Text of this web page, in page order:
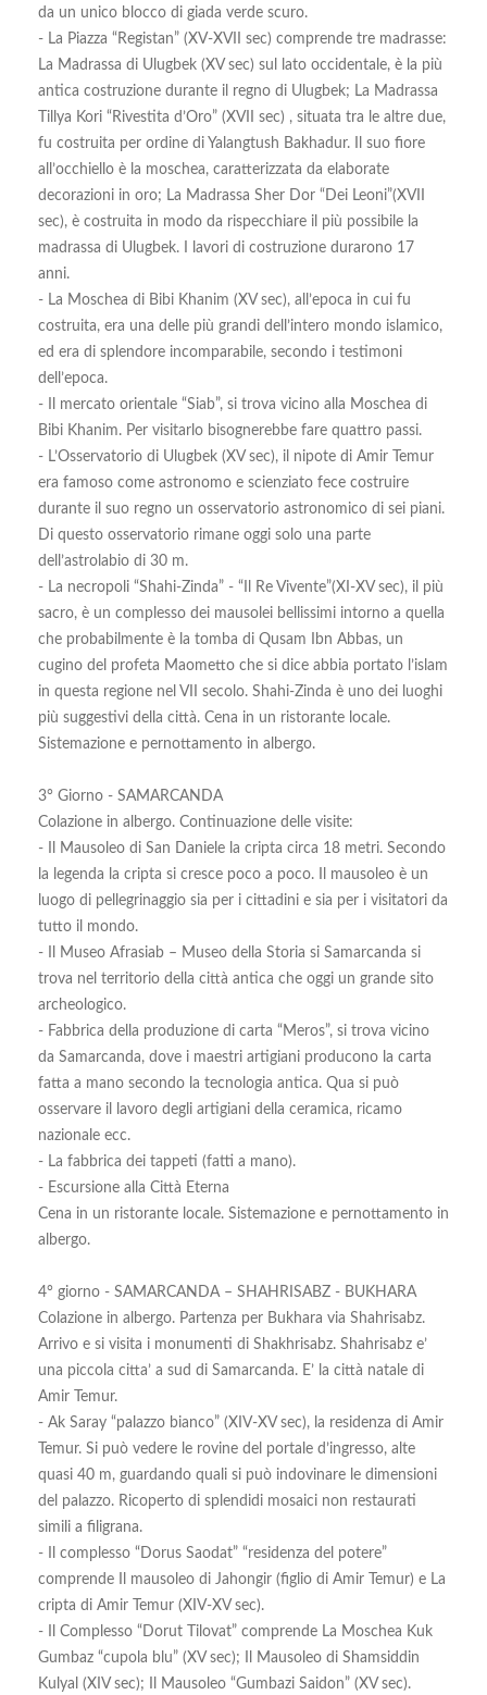
da un unico blocco di giada verde scuro.
- La Piazza “Registan” (XV-XVII sec) comprende tre madrasse:
La Madrassa di Ulugbek (XV sec) sul lato occidentale, è la più
antica costruzione durante il regno di Ulugbek; La Madrassa
Tillya Kori “Rivestita d’Oro” (XVII sec) , situata tra le altre due,
fu costruita per ordine di Yalangtush Bakhadur. Il suo fiore
all’occhiello è la moschea, caratterizzata da elaborate
decorazioni in oro; La Madrassa Sher Dor “Dei Leoni”(XVII
sec), è costruita in modo da rispecchiare il più possibile la
madrassa di Ulugbek. I lavori di costruzione durarono 17
anni.
- La Moschea di Bibi Khanim (XV sec), all’epoca in cui fu
costruita, era una delle più grandi dell’intero mondo islamico,
ed era di splendore incomparabile, secondo i testimoni
dell’epoca.
- Il mercato orientale “Siab”, si trova vicino alla Moschea di
Bibi Khanim. Per visitarlo bisognerebbe fare quattro passi.
- L’Osservatorio di Ulugbek (XV sec), il nipote di Amir Temur
era famoso come astronomo e scienziato fece costruire
durante il suo regno un osservatorio astronomico di sei piani.
Di questo osservatorio rimane oggi solo una parte
dell’astrolabio di 30 m.
- La necropoli “Shahi-Zinda” - “Il Re Vivente”(XI-XV sec), il più
sacro, è un complesso dei mausolei bellissimi intorno a quella
che probabilmente è la tomba di Qusam Ibn Abbas, un
cugino del profeta Maometto che si dice abbia portato l’islam
in questa regione nel VII secolo. Shahi-Zinda è uno dei luoghi
più suggestivi della città. Cena in un ristorante locale.
Sistemazione e pernottamento in albergo.
3° Giorno - SAMARCANDA
Colazione in albergo. Continuazione delle visite:
- Il Mausoleo di San Daniele la cripta circa 18 metri. Secondo
la legenda la cripta si cresce poco a poco. Il mausoleo è un
luogo di pellegrinaggio sia per i cittadini e sia per i visitatori da
tutto il mondo.
- Il Museo Afrasiab – Museo della Storia si Samarcanda si
trova nel territorio della città antica che oggi un grande sito
archeologico.
- Fabbrica della produzione di carta “Meros”, si trova vicino
da Samarcanda, dove i maestri artigiani producono la carta
fatta a mano secondo la tecnologia antica. Qua si può
osservare il lavoro degli artigiani della ceramica, ricamo
nazionale ecc.
- La fabbrica dei tappeti (fatti a mano).
- Escursione alla Città Eterna
Cena in un ristorante locale. Sistemazione e pernottamento in
albergo.
4° giorno - SAMARCANDA – SHAHRISABZ - BUKHARA
Colazione in albergo. Partenza per Bukhara via Shahrisabz.
Arrivo e si visita i monumenti di Shakhrisabz. Shahrisabz e’
una piccola citta’ a sud di Samarcanda. E’ la città natale di
Amir Temur.
- Ak Saray “palazzo bianco” (XIV-XV sec), la residenza di Amir
Temur. Si può vedere le rovine del portale d’ingresso, alte
quasi 40 m, guardando quali si può indovinare le dimensioni
del palazzo. Ricoperto di splendidi mosaici non restaurati
simili a filigrana.
- Il complesso “Dorus Saodat” “residenza del potere”
comprende Il mausoleo di Jahongir (figlio di Amir Temur) e La
cripta di Amir Temur (XIV-XV sec).
- Il Complesso “Dorut Tilovat” comprende La Moschea Kuk
Gumbaz “cupola blu” (XV sec); Il Mausoleo di Shamsiddin
Kulyal (XIV sec); Il Mausoleo “Gumbazi Saidon” (XV sec).